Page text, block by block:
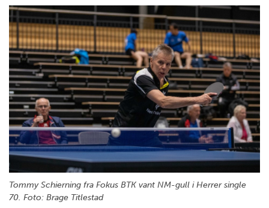
Tommy Schierning fra Fokus BTK vant NM-gull i Herrer single
70. Foto: Brage Titlestad